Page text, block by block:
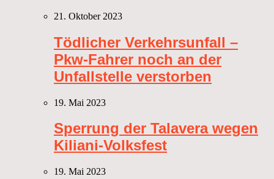
21. Oktober 2023
Tödlicher Verkehrsunfall –
Pkw-Fahrer noch an der
Unfallstelle verstorben
19. Mai 2023
Sperrung der Talavera wegen
Kiliani-Volksfest
19. Mai 2023